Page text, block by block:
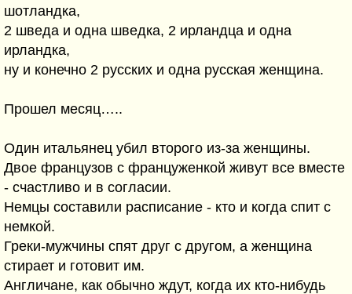
шотландка,
2 шведа и одна шведка, 2 ирландца и одна
ирландка,
ну и конечно 2 русских и одна русская женщина.
Прошел месяц…..
Один итальянец убил второго из-за женщины.
Двое французов с француженкой живут все вместе
- счастливо и в согласии.
Немцы составили расписание - кто и когда спит с
немкой.
Греки-мужчины спят друг с другом, а женщина
стирает и готовит им.
Англичане, как обычно ждут, когда их кто-нибудь